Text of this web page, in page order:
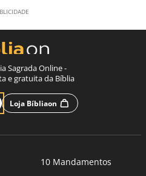
Sagrada Online -
e gratuita da Bíblia
Loja Bíbliaon
10 Mandamentos